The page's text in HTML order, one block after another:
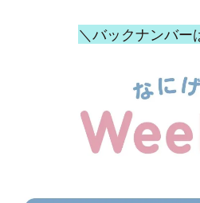
＼バックナンバー